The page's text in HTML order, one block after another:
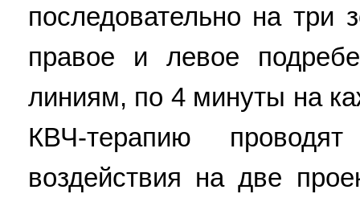
последовательно на три
правое и левое
линиям, по 4 минуты на
КВЧ-терапию
воздействия на две